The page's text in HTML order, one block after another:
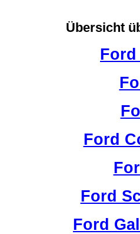
Übersicht
Ford
Ford
Ford
Ford